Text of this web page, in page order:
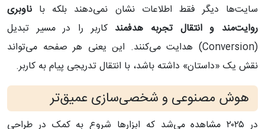
سایت‌ها دیگر فقط اطلاعات نشان نمی‌دهند بلکه با ناوبری
روایت‌مند و انتقال تجربه هدفمند کاربر را در مسیر تبدیل
(Conversion) هدایت می‌کنند. این یعنی هر صفحه می‌تواند
نقش یک «داستان» داشته باشد، با انتقال تدریجی پیام به کاربر.
هوش مصنوعی و شخصی‌سازی عمیق‌تر
در ۲۰۲۵ مشاهده می‌شد که ابزارها شروع به کمک در طراحی